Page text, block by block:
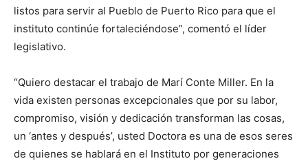
listos para servir al Pueblo de Puerto Rico para que el
instituto continúe fortaleciéndose”, comentó el líder
legislativo.
“Quiero destacar el trabajo de Marí Conte Miller. En la
vida existen personas excepcionales que por su labor,
compromiso, visión y dedicación transforman las cosas,
un ‘antes y después’, usted Doctora es una de esos seres
de quienes se hablará en el Instituto por generaciones